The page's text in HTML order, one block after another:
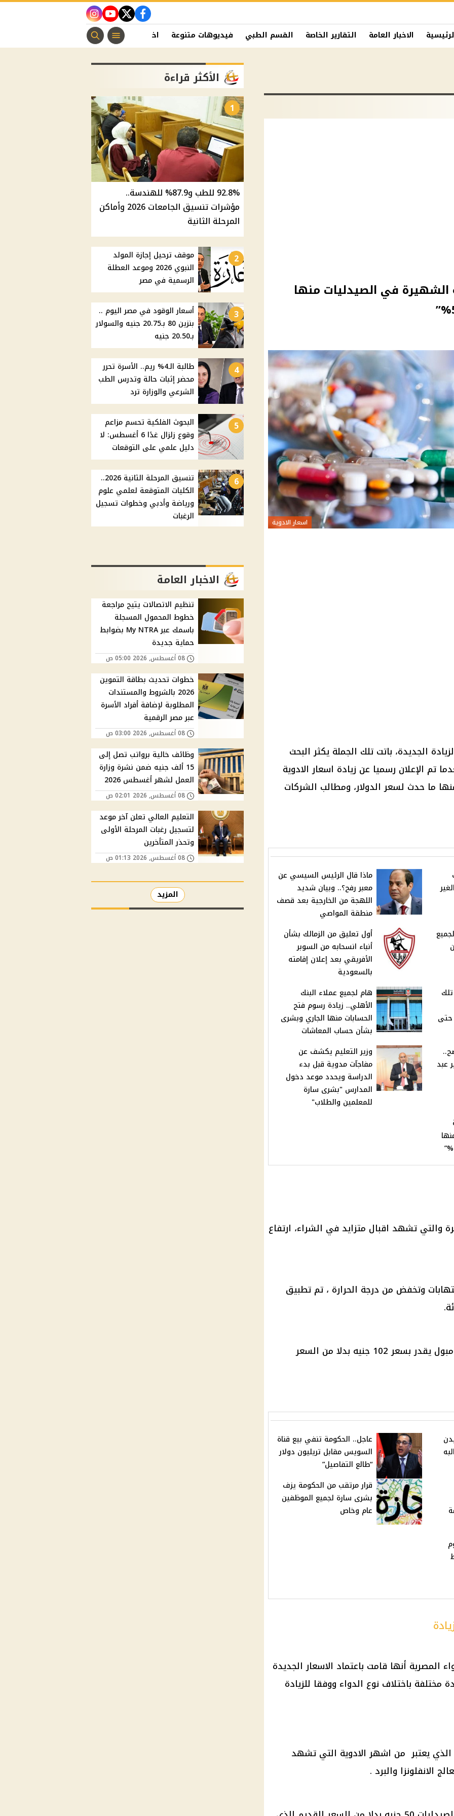
facebook
twitter
youtube
instagram
الاخبار العامة التقارير الخاصة القسم الطبي فيديوهات متنوعة اخبار الفن منوعات مسيحية
الشهيرة في الصيدليات منها
اسعار الادوية
الجديدة، باتت تلك الجملة يكثر البحث
تم الإعلان رسميا عن زيادة اسعار الادوية
ما حدث لسعر الدولار، ومطالب الشركات
ماذا قال الرئيس السيسي عن
معبر رفح؟.. وبيان شديد
اللهجة من الخارجية بعد قصف
منطقة المواصي
أول تعليق من الزمالك بشأن
أنباء انسحابه من السوبر
الأفريقي بعد إعلان إقامته
بالسعودية
تلك
حتى
هام لجميع عملاء البنك
الأهلي.. زيادة رسوم فتح
الحسابات منها الجاري وبشرى
بشأن حساب المعاشات
عبد
وزير التعليم يكشف عن
مفاجآت مدوية قبل بدء
الدراسة ويحدد موعد دخول
المدارس "بشرى سارة
للمعلمين والطلاب"
تشهد اقبال متزايد في الشراء، ارتفاع
وتخفض من درجة الحرارة ، تم تطبيق
وأصبح سعر عبوة حقن فولتارين 6 امبول يقدر بسعر 102 جنيه بدلا من السعر
عاجل.. الحكومة تنفي بيع قناة
السويس مقابل تريليون دولار
“طالع التفاصيل”
قرار مرتقب من الحكومة يزف
بشرى سارة لجميع الموظفين
عام وخاص
أنها قامت باعتماد الاسعار الجديدة
مختلفة باختلاف نوع الدواء ووفقا للزيادة
يعتبر من اشهر الادوية التي تشهد
الانفلونزا والبرد .
الأكثر قراءة
1
92.8% للطب و87.9% للهندسة..
مؤشرات تنسيق الجامعات 2026 وأماكن
المرحلة الثانية
2
موقف ترحيل إجازة المولد
النبوي 2026 وموعد العطلة
الرسمية في مصر
3
أسعار الوقود في مصر اليوم ..
بنزين 80 بـ20.75 جنيه والسولار
بـ20.50 جنيه
4
طالبة الـ4% ريم.. الأسرة تحرر
محضر إثبات حالة وتدرس الطب
الشرعي والوزارة ترد
5
البحوث الفلكية تحسم مزاعم
وقوع زلزال غدًا 6 أغسطس: لا
دليل علمي على التوقعات
6
تنسيق المرحلة الثانية 2026..
الكليات المتوقعة لعلمي علوم
ورياضة وأدبي وخطوات تسجيل
الرغبات
الاخبار العامة
تنظيم الاتصالات يتيح مراجعة
خطوط المحمول المسجلة
باسمك عبر My NTRA بضوابط
حماية جديدة
08 أغسطس, 2026 05:00 ص
خطوات تحديث بطاقة التموين
2026 بالشروط والمستندات
المطلوبة لإضافة أفراد الأسرة
عبر مصر الرقمية
08 أغسطس, 2026 03:00 ص
وظائف خالية برواتب تصل إلى
15 ألف جنيه ضمن نشرة وزارة
العمل لشهر أغسطس 2026
08 أغسطس, 2026 02:01 ص
التعليم العالي تعلن آخر موعد
لتسجيل رغبات المرحلة الأولى
وتحذر المتأخرين
08 أغسطس, 2026 01:13 ص
المزيد